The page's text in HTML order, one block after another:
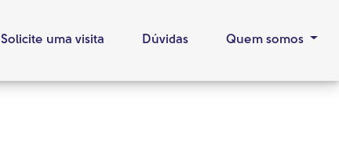
Solicite uma visita Dúvidas Quem somos